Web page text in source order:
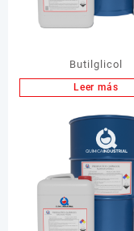
Butilglicol
Leer más